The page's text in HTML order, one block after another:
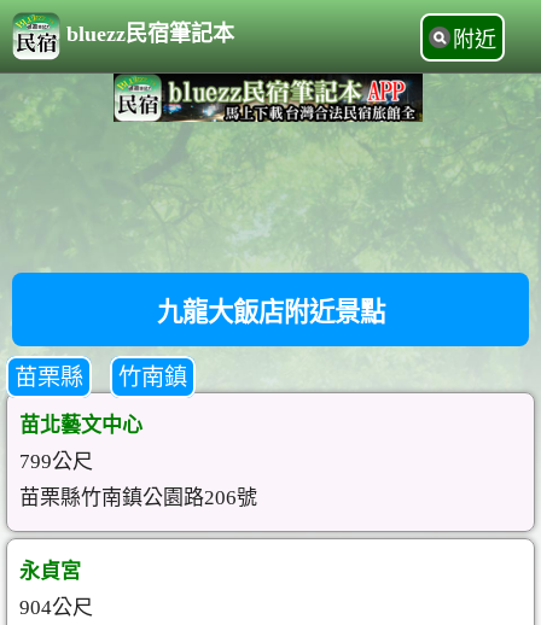
bluezz民宿筆記本 附近
九龍大飯店附近景點
苗栗縣 竹南鎮
苗北藝文中心
799公尺
苗栗縣竹南鎮公園路206號
永貞宮
904公尺